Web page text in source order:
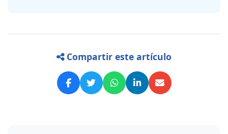
Compartir este artículo